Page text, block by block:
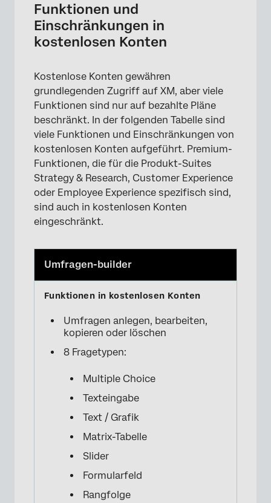
Funktionen und
Einschränkungen in
kostenlosen Konten
Kostenlose Konten gewähren
grundlegenden Zugriff auf XM, aber viele
Funktionen sind nur auf bezahlte Pläne
beschränkt. In der folgenden Tabelle sind
viele Funktionen und Einschränkungen von
kostenlosen Konten aufgeführt. Premium-
Funktionen, die für die Produkt-Suites
Strategy & Research, Customer Experience
oder Employee Experience spezifisch sind,
sind auch in kostenlosen Konten
eingeschränkt.
Umfragen-builder
Umfragen anlegen, bearbeiten,
kopieren oder löschen
8 Fragetypen:
Multiple Choice
Texteingabe
Text / Grafik
Matrix-Tabelle
Slider
Formularfeld
Rangfolge